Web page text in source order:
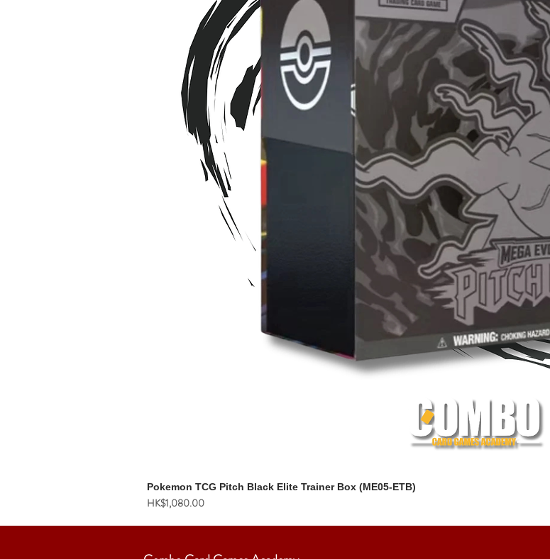
Pokemon TCG Pitch Black Elite Trainer Box (ME05-ETB)
價格
HK$1,080.00